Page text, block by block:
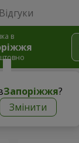
Відгуки
в
Запоріжжя?
Змінити